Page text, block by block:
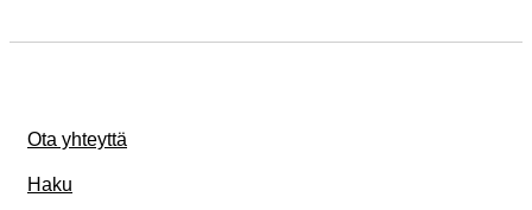
Ota yhteyttä
Haku